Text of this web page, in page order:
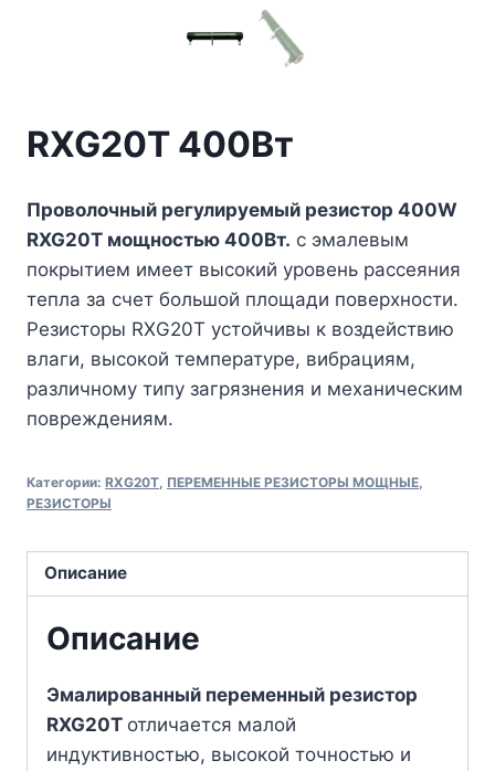
RXG20T 400Вт
Проволочный регулируемый резистор 400W
RXG20T мощностью 400Вт. с эмалевым
покрытием имеет высокий уровень рассеяния
тепла за счет большой площади поверхности.
Резисторы RXG20T устойчивы к воздействию
влаги, высокой температуре, вибрациям,
различному типу загрязнения и механическим
повреждениям.
Категории: RXG20T ПЕРЕМЕННЫЕ РЕЗИСТОРЫ МОЩНЫЕ
РЕЗИСТОРЫ
Описание
Описание
Эмалированный переменный резистор
RXG20T отличается малой
индуктивностью, высокой точностью и